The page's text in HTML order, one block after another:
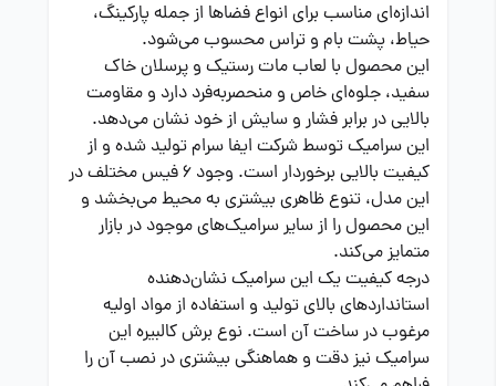
اندازه‌ای مناسب برای انواع فضاها از جمله پارکینگ،
حیاط، پشت بام و تراس محسوب می‌شود.
این محصول با لعاب مات رستیک و پرسلان خاک
سفید، جلوه‌ای خاص و منحصربه‌فرد دارد و مقاومت
بالایی در برابر فشار و سایش از خود نشان می‌دهد.
این سرامیک توسط شرکت ایفا سرام تولید شده و از
کیفیت بالایی برخوردار است. وجود 6 فیس مختلف در
این مدل، تنوع ظاهری بیشتری به محیط می‌بخشد و
این محصول را از سایر سرامیک‌های موجود در بازار
متمایز می‌کند.
درجه کیفیت یک این سرامیک نشان‌دهنده
استانداردهای بالای تولید و استفاده از مواد اولیه
مرغوب در ساخت آن است. نوع برش کالبیره این
سرامیک نیز دقت و هماهنگی بیشتری در نصب آن را